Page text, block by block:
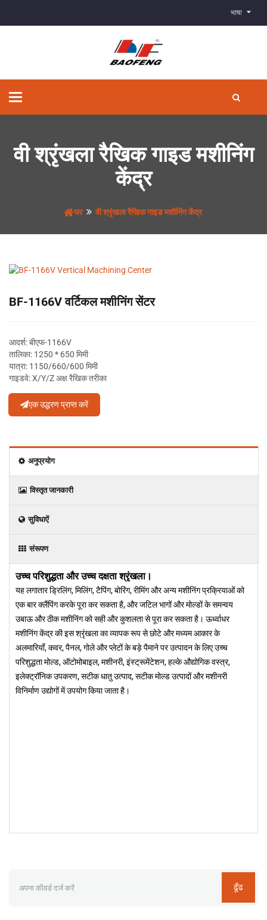
भाषा
टॉगल
वी श्रृंखला रैखिक गाइड मशीनिंग
केंद्र
घर वी श्रृंखला रैखिक गाइड मशीनिंग केंद्र
BF-1166V वर्टिकल मशीनिंग सेंटर
आदर्श: बीएफ-1166V
तालिका: 1250 * 650 मिमी
यात्रा: 1150/660/600 मिमी
गाइडवे: X/Y/Z अक्ष रैखिक तरीका
एक उद्धरण प्राप्त करें
अनुप्रयोग
विस्‍तृत जानकारी
सुविधाऐं
संरूपण
उच्च परिशुद्धता और उच्च दक्षता श्रृंखला।
यह लगातार ड्रिलिंग, मिलिंग, टैपिंग, बोरिंग, रीमिंग और अन्य मशीनिंग प्रक्रियाओं को
एक बार क्लैंपिंग करके पूरा कर सकता है, और जटिल भागों और मोल्डों के समन्वय
उबाऊ और ठीक मशीनिंग को सही और कुशलता से पूरा कर सकता है। ऊर्ध्वाधर
मशीनिंग केंद्र की इस श्रृंखला का व्यापक रूप से छोटे और मध्यम आकार के
अलमारियाँ, कवर, पैनल, गोले और प्लेटों के बड़े पैमाने पर उत्पादन के लिए उच्च
परिशुद्धता मोल्ड, ऑटोमोबाइल, मशीनरी, इंस्ट्रूमेंटेशन, हल्के औद्योगिक वस्त्र,
इलेक्ट्रॉनिक उपकरण, सटीक धातु उत्पाद, सटीक मोल्ड उत्पादों और मशीनरी
विनिर्माण उद्योगों में उपयोग किया जाता है।
ढूँढ